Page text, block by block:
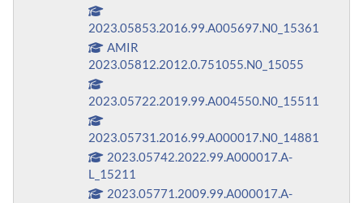
2023.05853.2016.99.A005697.N0_15361
AMIR
2023.05812.2012.0.751055.N0_15055
2023.05722.2019.99.A004550.N0_15511
2023.05731.2016.99.A000017.N0_14881
2023.05742.2022.99.A000017.A-
L_15211
2023.05771.2009.99.A000017.A-